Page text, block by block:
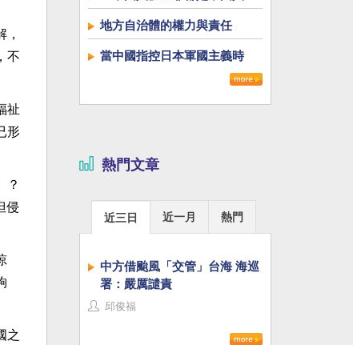
不
祉
形
？
侵
之
地方自治體的權力與責任
當中國指控日本軍國主義時
熱門文章
近三日 近一月 熱門
中方借颱風「交管」台海 海巡
署：嚴厲譴責
邱俊福